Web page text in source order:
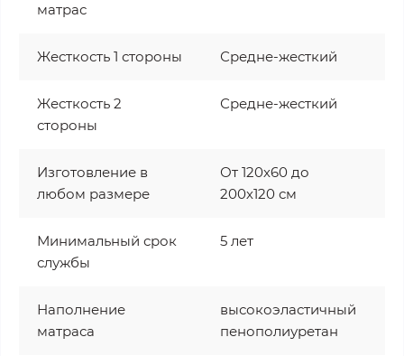
матрас
Жесткость 1 стороны Средне-жесткий
Жесткость 2
стороны
Средне-жесткий
Изготовление в
любом размере
От 120х60 до
200х120 см
Минимальный срок
службы
5 лет
Наполнение
матраса
высокоэластичный
пенополиуретан